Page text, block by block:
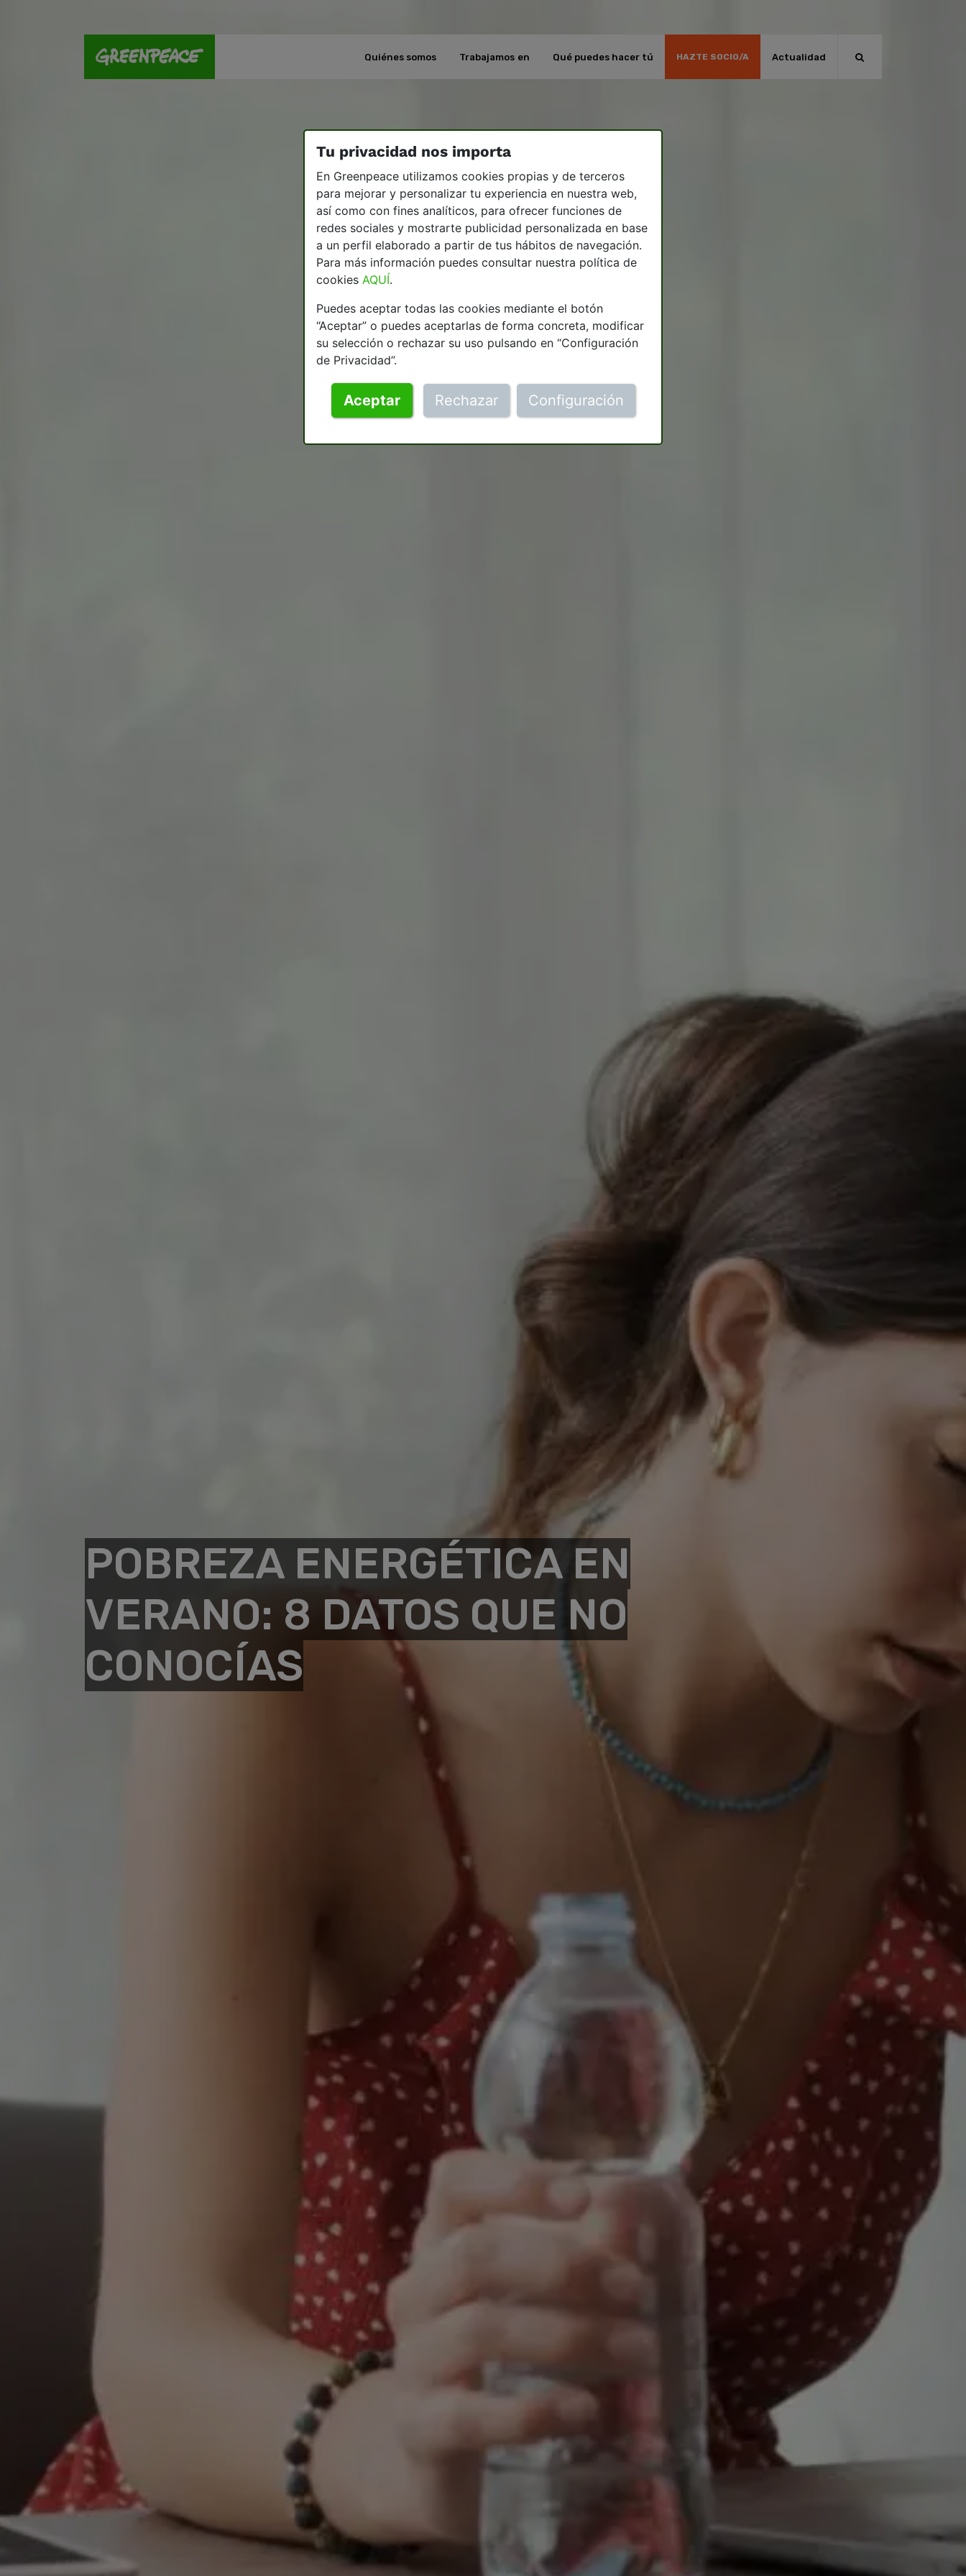
Quiénes somos Trabajamos en Qué puedes hacer tú HAZTE SOCIO/A Actualidad
POBREZA ENERGÉTICA EN
VERANO: 8 DATOS QUE NO
CONOCÍAS
Tu privacidad nos importa
En Greenpeace utilizamos cookies propias y de terceros
para mejorar y personalizar tu experiencia en nuestra web,
así como con fines analíticos, para ofrecer funciones de
redes sociales y mostrarte publicidad personalizada en base
a un perfil elaborado a partir de tus hábitos de navegación.
Para más información puedes consultar nuestra política de
cookies AQUÍ.
Puedes aceptar todas las cookies mediante el botón
“Aceptar” o puedes aceptarlas de forma concreta, modificar
su selección o rechazar su uso pulsando en “Configuración
de Privacidad”.
Aceptar Rechazar Configuración